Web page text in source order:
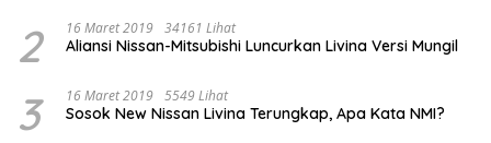
2 16 Maret 2019 34161 Lihat
Aliansi Nissan-Mitsubishi Luncurkan Livina Versi Mungil
3 16 Maret 2019 5549 Lihat
Sosok New Nissan Livina Terungkap, Apa Kata NMI?